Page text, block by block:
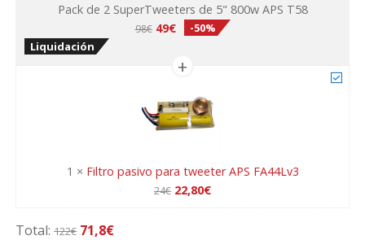
Pack de 2 SuperTweeters de 5" 800w APS T58
98€ El
original
98€.
49€El
actual
49€.
-50%
Liquidación
F
1 × Filtro pasivo para tweeter APS FA44Lv3
24€ El
precio
22,80€El
precio
Total:122€ 71,8€